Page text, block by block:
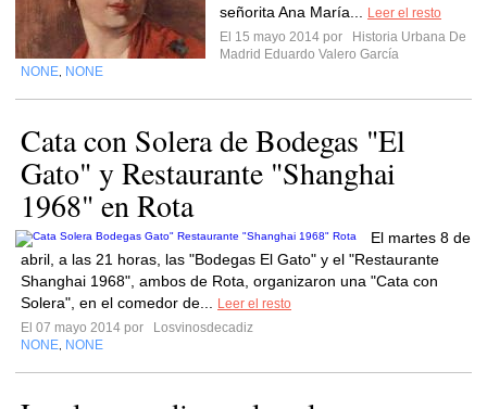
señorita Ana María...
Leer el resto
El 15 mayo 2014 por
Historia Urbana De
Madrid Eduardo Valero García
NONE NONE
Cata con Solera de Bodegas "El
Gato" y Restaurante "Shanghai
1968" en Rota
El martes 8 de
abril, a las 21 horas, las "Bodegas El Gato" y el "Restaurante
Shanghai 1968", ambos de Rota, organizaron una "Cata con
Solera", en el comedor de...
Leer el resto
El 07 mayo 2014 por
Losvinosdecadiz
NONE NONE